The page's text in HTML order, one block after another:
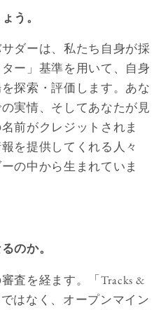
う。
ダーは、私たち自身が採
ー」基準を用いて、自身
探索・評価します。あな
実情、そしてあなたが見
前がクレジットされま
を提供してくれる人々
の中から生まれていま
のか。
査を経ます。「Tracks &
はなく、オープンマイン